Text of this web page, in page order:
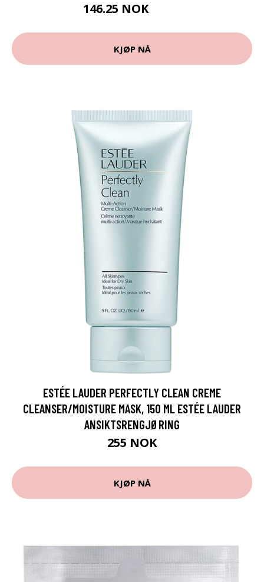
146.25 NOK
KJØP NÅ
ESTÉE LAUDER PERFECTLY CLEAN CREME
CLEANSER/MOISTURE MASK, 150 ML ESTÉE LAUDER
ANSIKTSRENGJØRING
255 NOK
KJØP NÅ